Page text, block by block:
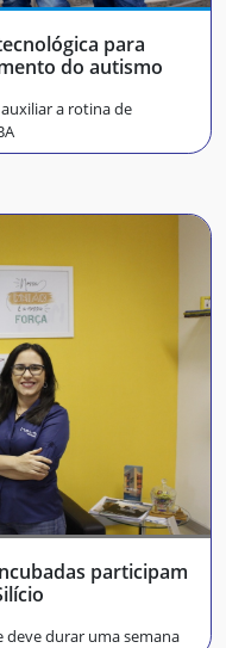
para
do autismo
a rotina de
participam
deve durar uma semana